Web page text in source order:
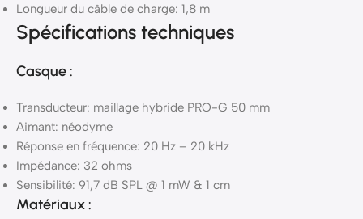
Longueur du câble de charge: 1,8 m
Spécifications techniques
Casque :
Transducteur: maillage hybride PRO-G 50 mm
Aimant: néodyme
Réponse en fréquence: 20 Hz – 20 kHz
Impédance: 32 ohms
Sensibilité: 91,7 dB SPL @ 1 mW & 1 cm
Matériaux :